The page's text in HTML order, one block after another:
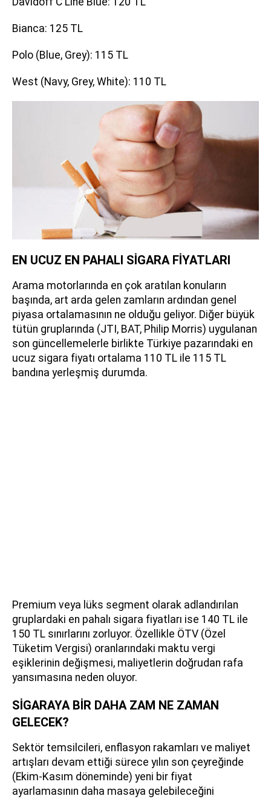
Bianca: 125 TL
Polo (Blue, Grey): 115 TL
West (Navy, Grey, White): 110 TL
EN UCUZ EN PAHALI SİGARA FİYATLARI
Arama motorlarında en çok aratılan konuların
başında, art arda gelen zamların ardından genel
piyasa ortalamasının ne olduğu geliyor. Diğer büyük
tütün gruplarında (JTI, BAT, Philip Morris) uygulanan
son güncellemelerle birlikte Türkiye pazarındaki en
ucuz sigara fiyatı ortalama 110 TL ile 115 TL
bandına yerleşmiş durumda.
Premium veya lüks segment olarak adlandırılan
gruplardaki en pahalı sigara fiyatları ise 140 TL ile
150 TL sınırlarını zorluyor. Özellikle ÖTV (Özel
Tüketim Vergisi) oranlarındaki maktu vergi
eşiklerinin değişmesi, maliyetlerin doğrudan rafa
yansımasına neden oluyor.
SİGARAYA BİR DAHA ZAM NE ZAMAN
GELECEK?
Sektör temsilcileri, enflasyon rakamları ve maliyet
artışları devam ettiği sürece yılın son çeyreğinde
(Ekim-Kasım döneminde) yeni bir fiyat
ayarlamasının daha masaya gelebileceğini